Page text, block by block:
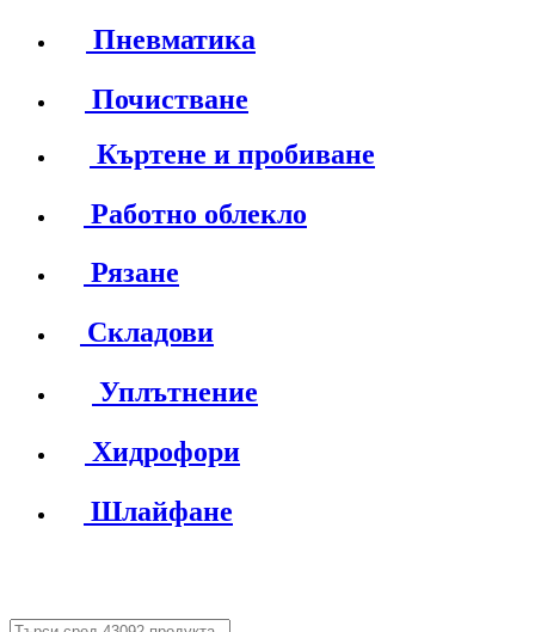
Пневматика
Почистване
Къртене и пробиване
Работно облекло
Рязане
Складови
Уплътнение
Хидрофори
Шлайфане